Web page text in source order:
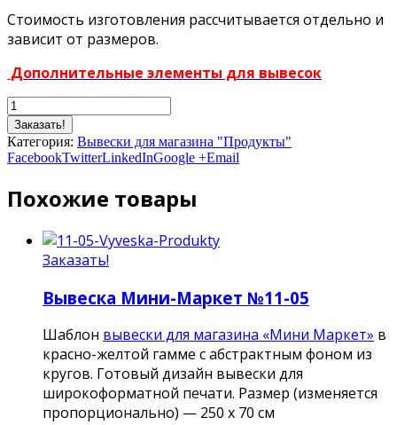
Стоимость изготовления рассчитывается отдельно и
зависит от размеров.
Дополнительные элементы для вывесок
Заказать!
Категория: Вывески для магазина "Продукты"
FacebookTwitterLinkedInGoogle +Email
Похожие товары
Заказать!
Вывеска Мини-Маркет №11-05
Шаблон вывески для магазина «Мини Маркет» в
красно-желтой гамме с абстрактным фоном из
кругов. Готовый дизайн вывески для
широкоформатной печати. Размер (изменяется
пропорционально) — 250 х 70 см